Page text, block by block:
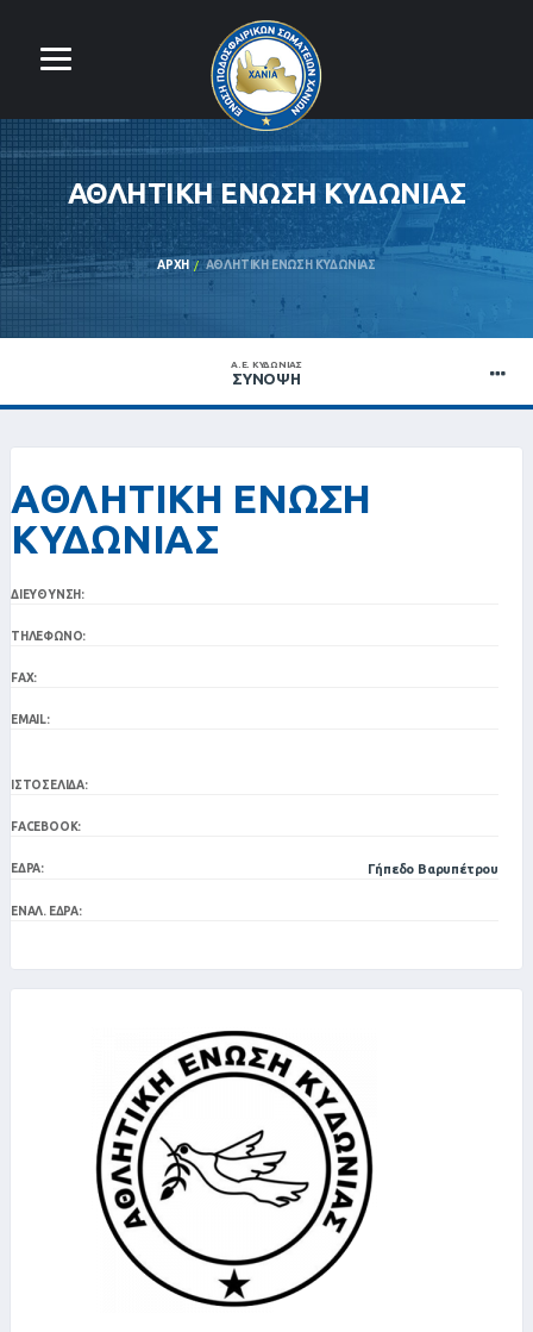
ΑΘΛΗΤΙΚΗ ΕΝΩΣΗ ΚΥΔΩΝΙΑΣ
ΑΡΧΉ ΑΘΛΗΤΙΚΗ ΕΝΩΣΗ ΚΥΔΩΝΙΑΣ
Α.Ε. ΚΥΔΩΝΙΑΣ
ΣΎΝΟΨΗ
ΑΘΛΗΤΙΚΗ ΕΝΩΣΗ
ΚΥΔΩΝΙΑΣ
ΔΙΕΎΘΥΝΣΗ:
ΤΗΛΈΦΩΝΟ:
FAX:
EMAIL:
ΙΣΤΟΣΕΛΊΔΑ:
FACEBOOK:
ΈΔΡΑ: Γήπεδο Βαρυπέτρου
ΕΝΑΛ. ΈΔΡΑ: